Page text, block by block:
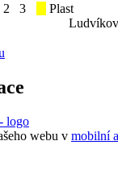
2 3
Plast
webu v mobilní